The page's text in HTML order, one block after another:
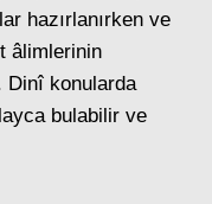
hazırlanırken ve
âlimlerinin
Dinî konularda
bulabilir ve